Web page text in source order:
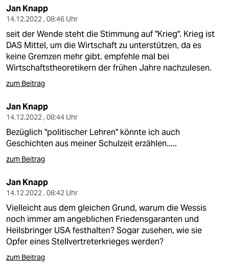
Jan Knapp
14.12.2022 , 08:46 Uhr
seit der Wende steht die Stimmung auf "Krieg". Krieg ist
DAS Mittel, um die Wirtschaft zu unterstützen, da es
keine Gremzen mehr gibt. empfehle mal bei
Wirtschaftstheoretikern der frühen Jahre nachzulesen.
zum Beitrag
Jan Knapp
14.12.2022 , 08:44 Uhr
Bezüglich "politischer Lehren" könnte ich auch
Geschichten aus meiner Schulzeit erzählen.....
zum Beitrag
Jan Knapp
14.12.2022 , 08:42 Uhr
Vielleicht aus dem gleichen Grund, warum die Wessis
noch immer am angeblichen Friedensgaranten und
Heilsbringer USA festhalten? Sogar zusehen, wie sie
Opfer eines Stellvertreterkrieges werden?
zum Beitrag